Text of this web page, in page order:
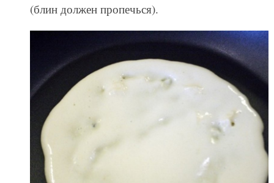
(блин должен пропечься).